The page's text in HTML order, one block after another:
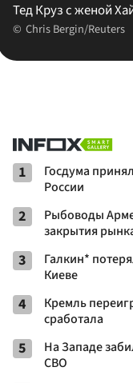
Тед Круз с женой
Chris Bergin/Reuters
1
Госдума
России
2
Рыбоводы
закрытия
3
Галкин*
Киеве
4
Кремль
сработала
5
На Западе
СВО